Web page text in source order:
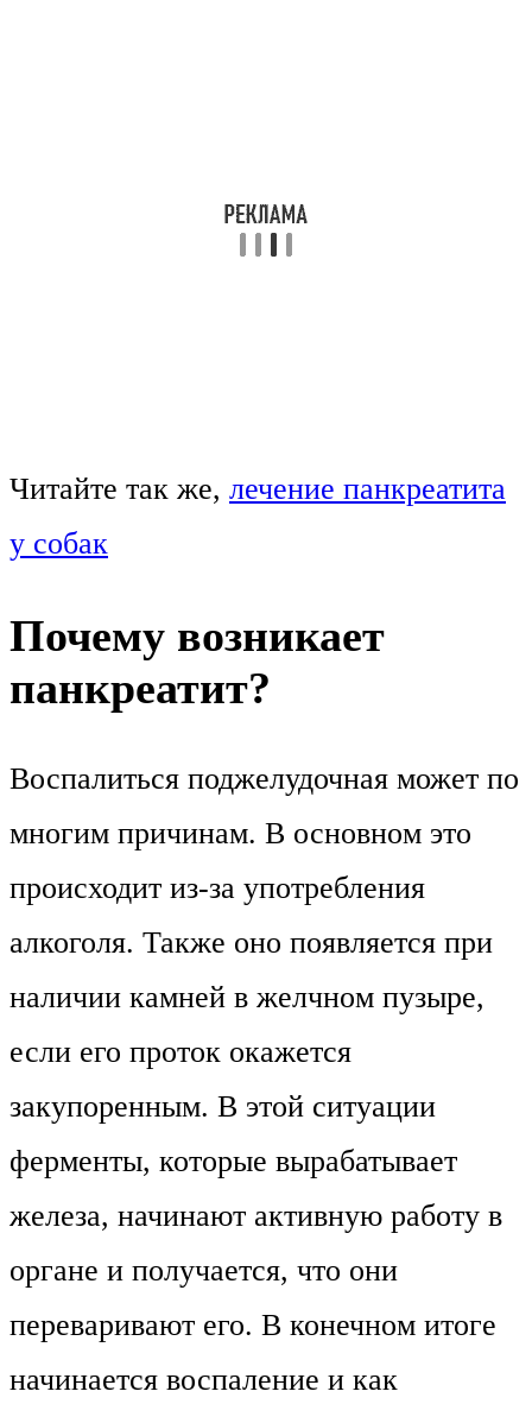
Читайте так же, лечение панкреатита
у собак
Почему возникает
панкреатит?
Воспалиться поджелудочная может по
многим причинам. В основном это
происходит из-за употребления
алкоголя. Также оно появляется при
наличии камней в желчном пузыре,
если его проток окажется
закупоренным. В этой ситуации
ферменты, которые вырабатывает
железа, начинают активную работу в
органе и получается, что они
переваривают его. В конечном итоге
начинается воспаление и как